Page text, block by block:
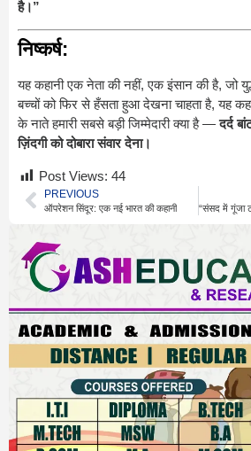
है।”
निष्कर्ष:
यह कहानी एक नेता की नहीं, एक इंसान की है, जो
बच्चों को फिर से हँसता हुआ देखना चाहता है, यह
के नाते हमारी सबसे बड़ी जिम्मेदारी क्या है —दर्द
ज़िंदगी को दोबारा संवार देना।
Post Views: 44
PREVIOUS
ऑपरेशन सिंदूर: एक नई भारत की कहानी